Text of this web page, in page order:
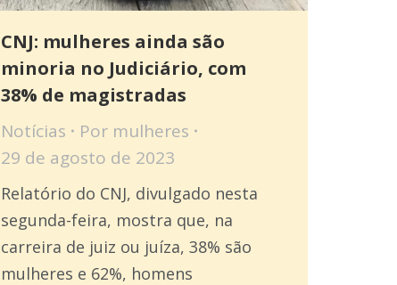
CNJ: mulheres ainda são
minoria no Judiciário, com
38% de magistradas
Notícias Por mulheres
29 de agosto de 2023
Relatório do CNJ, divulgado nesta
segunda-feira, mostra que, na
carreira de juiz ou juíza, 38% são
mulheres e 62%, homens